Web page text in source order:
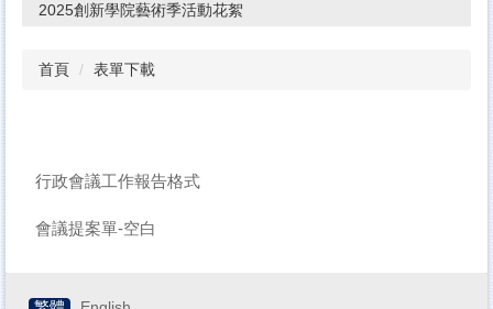
2025創新學院藝術季活動花絮
首頁 表單下載
行政會議工作報告格式
會議提案單-空白